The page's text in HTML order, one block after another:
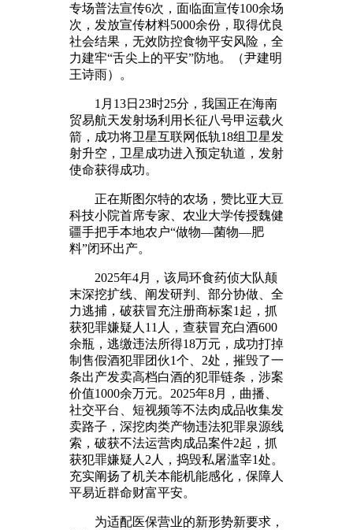
专场普法宣传6次，面临面宣传100余场
次，发放宣传材料5000余份，取得优良
社会结果，无效防控食物平安风险，全
力建牢“舌尖上的平安”防地。（尹建明
王诗雨）。
1月13日23时25分，我国正在海南
贸易航天发射场利用长征八号甲运载火
箭，成功将卫星互联网低轨18组卫星发
射升空，卫星成功进入预定轨道，发射
使命获得成功。
正在斯图尔特的农场，赞比亚大豆
科技小院首席专家、农业大学传授魏健
疆手把手本地农户“做物—菌物—肥
料”闭环出产。
2025年4月，该局环食药侦大队颠
末深挖扩线、阐发研判、部分协做、全
力逃捕，破获冒充注册商标案1起，抓
获犯罪嫌疑人11人，查获冒充白酒600
余瓶，逃缴违法所得18万元，成功打掉
制售假酒犯罪团伙1个、2处，摧毁了一
条出产发卖高档白酒的犯罪链条，涉案
价值1000余万元。2025年8月，曲播、
社交平台、短视频等不法肉成品收集发
卖路子，深挖肉类产物违法犯罪泉源线
索，破获不法运营肉成品案件2起，抓
获犯罪嫌疑人2人，捣毁私屠滥宰1处。
充实阐扬了机关本能机能感化，保障人
平易近群命财富平安。
为适配医保营业的新形势新要求，